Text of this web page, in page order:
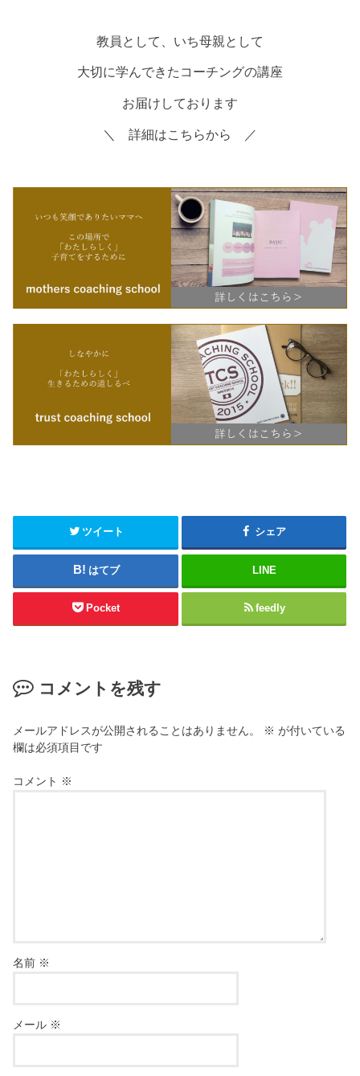
教員として、いち母親として
大切に学んできたコーチングの講座
お届けしております
＼ 詳細はこちらから ／
ツイート シェア
はてブ LINE
Pocket feedly
コメントを残す
メールアドレスが公開されることはありません。 ※ が付いている
欄は必須項目です
コメント ※
名前 ※
メール ※